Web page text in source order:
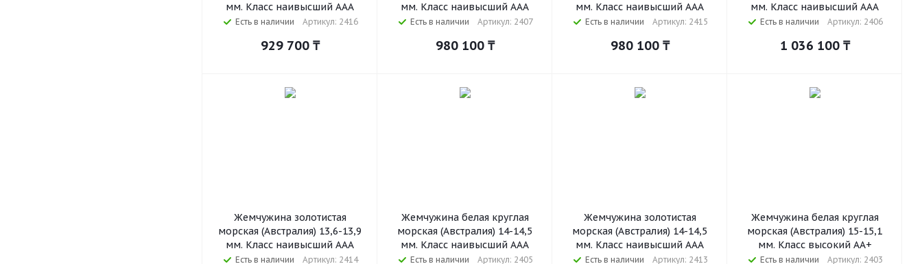
мм. Класс наивысший ААА
Есть в наличии Артикул: 2416
929 700₸
мм. Класс наивысший ААА
Есть в наличии Артикул: 2407
980 100₸
мм. Класс наивысший ААА
Есть в наличии Артикул: 2415
980 100₸
мм. Класс наивысший ААА
Есть в наличии Артикул: 2406
1 036 100₸
Жемчужина золотистая
морская (Австралия) 13,6-13,9
мм. Класс наивысший ААА
Есть в наличии Артикул: 2414
Жемчужина белая круглая
морская (Австралия) 14-14,5
мм. Класс наивысший ААА
Есть в наличии Артикул: 2405
Жемчужина золотистая
морская (Австралия) 14-14,5
мм. Класс наивысший ААА
Есть в наличии Артикул: 2413
Жемчужина белая круглая
морская (Австралия) 15-15,1
мм. Класс высокий АА+
Есть в наличии Артикул: 2403